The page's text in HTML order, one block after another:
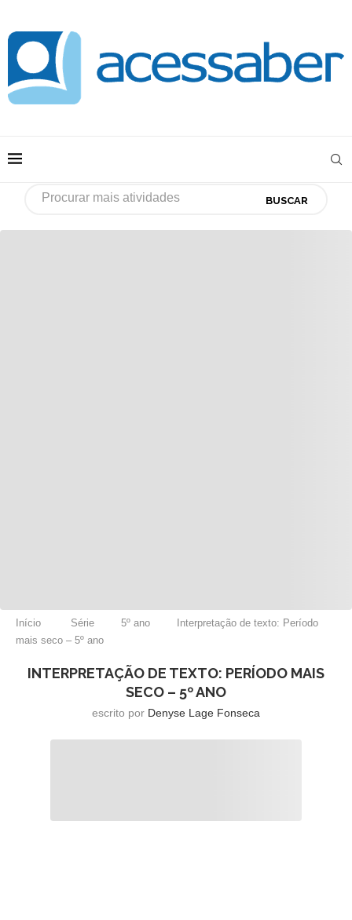
BUSCAR
Início Série 5º ano
Interpretação de texto: Período
mais seco – 5º ano
INTERPRETAÇÃO DE TEXTO: PERÍODO MAIS
SECO – 5º ANO
escrito por Denyse Lage Fonseca